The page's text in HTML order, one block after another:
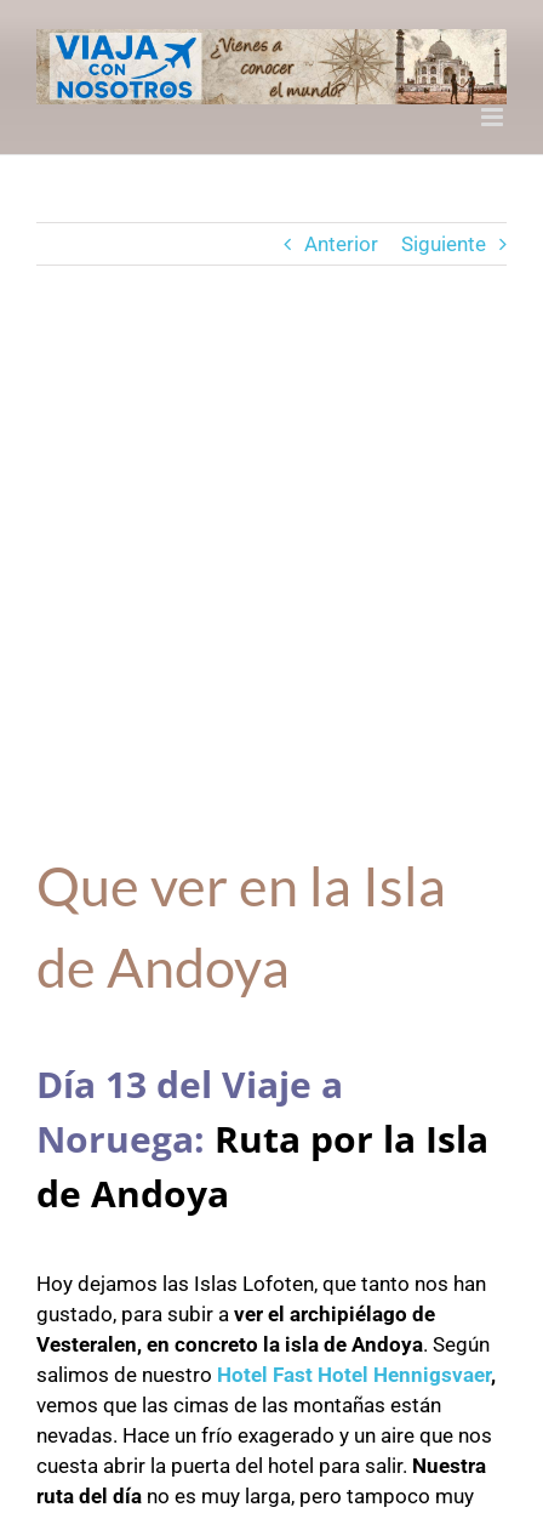
contenido
Anterior Siguiente
Que ver en la Isla
de Andoya
Día 13 del Viaje a
Noruega: Ruta por la Isla
de Andoya
Hoy dejamos las Islas Lofoten, que tanto nos han
gustado, para subir a ver el archipiélago de
Vesteralen, en concreto la isla de Andoya. Según
salimos de nuestro Hotel Fast Hotel Hennigsvaer,
vemos que las cimas de las montañas están
nevadas. Hace un frío exagerado y un aire que nos
cuesta abrir la puerta del hotel para salir. Nuestra
ruta del díano es muy larga, pero tampoco muy